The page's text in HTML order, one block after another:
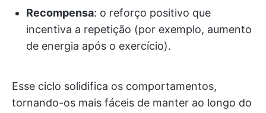
Recompensa: o reforço positivo que
incentiva a repetição (por exemplo, aumento
de energia após o exercício).
Esse ciclo solidifica os comportamentos,
tornando-os mais fáceis de manter ao longo do